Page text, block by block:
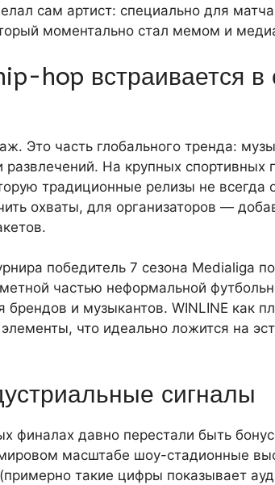
сам артист: специально для
моментально стал мемом и
hop встраивается в
Это часть глобального тренда:
На крупных спортивных
традиционные релизы не всегда
охваты, для организаторов —
победитель 7 сезона Medialiga
частью неформальной
брендов и музыкантов. WINLINE как
что идеально ложится на
сигналы
финалах давно перестали быть
масштабе шоу-стадионные
такие цифры показывает